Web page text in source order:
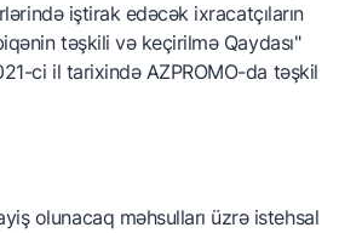
iştirak edəcək ixracatçıların
təşkili və keçirilmə Qaydası"
ci il tarixində AZPROMO-da təşkil
olunacaq məhsulları üzrə istehsal